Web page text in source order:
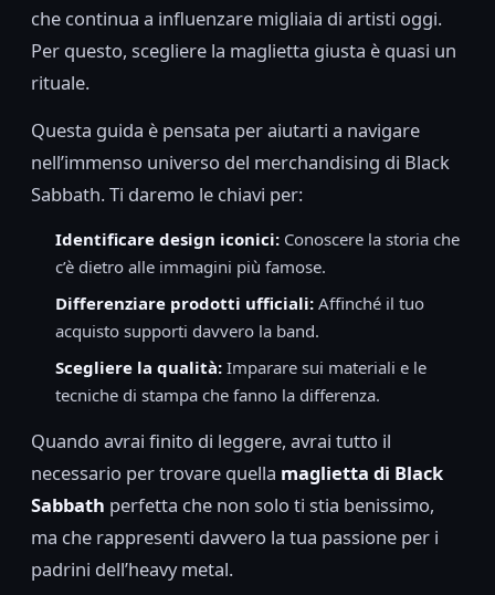
che continua a influenzare migliaia di artisti oggi.
Per questo, scegliere la maglietta giusta è quasi un
rituale.
Questa guida è pensata per aiutarti a navigare
nell’immenso universo del merchandising di Black
Sabbath. Ti daremo le chiavi per:
Identificare design iconici: Conoscere la storia che
c’è dietro alle immagini più famose.
Differenziare prodotti ufficiali: Affinché il tuo
acquisto supporti davvero la band.
Scegliere la qualità: Imparare sui materiali e le
tecniche di stampa che fanno la differenza.
Quando avrai finito di leggere, avrai tutto il
necessario per trovare quella maglietta di Black
Sabbath perfetta che non solo ti stia benissimo,
ma che rappresenti davvero la tua passione per i
padrini dell’heavy metal.